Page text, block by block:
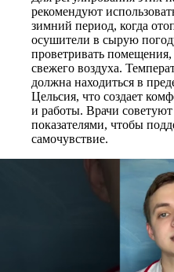
рекомендуют
зимний период, когда
осушители в сырую
проветривать
свежего воздуха.
должна находиться в
Цельсия, что создает
и работы. Врачи советуют
показателями, чтобы
самочувствие.